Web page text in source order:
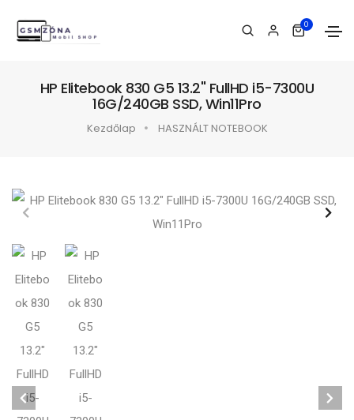
0
HP Elitebook 830 G5 13.2" FullHD i5-7300U
16G/240GB SSD, Win11Pro
Kezdőlap HASZNÁLT NOTEBOOK